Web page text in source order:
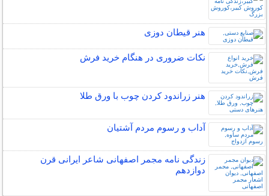
هنر قیطان دوزی
نکات ضروری در هنگام خرید فرش
هنر زراندود كردن چوب با ورق طلا
آداب و رسوم مردم آشتیان
زندگی نامه مجمر اصفهانی شاعر ایرانی قرن
دوازدهم